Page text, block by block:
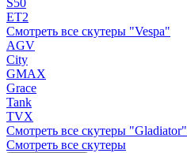
S50
ET2
Смотреть все скутеры "Vespa"
AGV
City
GMAX
Grace
Tank
TVX
Смотреть все скутеры "Gladiator"
Смотреть все скутеры